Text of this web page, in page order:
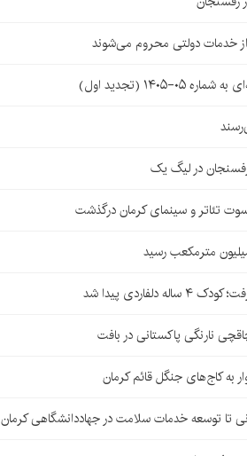
خدمات دولتی محروم می‌شوند
(تجدید اول)
در لیگ یک
تئاتر و سینمای کرمان درگذشت
پیدا شد
کاج‌های جنگل قائم کرمان
تا توسعه خدمات سلامت در جهاددانشگاهی کرمان